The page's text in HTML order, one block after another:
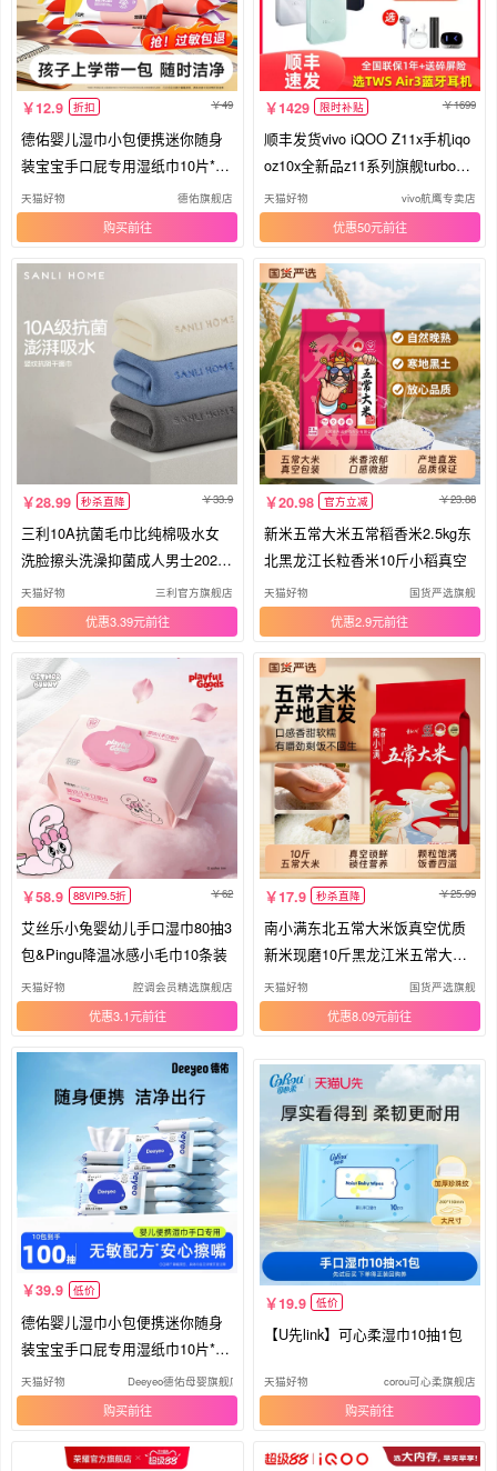
12.9 折扣 49
德佑婴儿湿巾小包便携迷你随身
装宝宝手口屁专用湿纸巾10片*10
包
天猫好物 德佑旗舰店
购买
1429 限时补贴 1699
顺丰发货vivo iQOO Z11x手机iqo
oz10x全新品z11系列旗舰turbo官
方正品iqoo专卖店游戏学生老人
备用大内存
天猫好物 vivo航鹰专卖店
优惠50元
28.99 秒杀直降 33.9
三利10A抗菌毛巾比纯棉吸水女
洗脸擦头洗澡抑菌成人男士2025
面巾
天猫好物 三利官方旗舰店
优惠3.39元
20.98 官方立减 23.88
新米五常大米五常稻香米2.5kg东
北黑龙江长粒香米10斤小稻真空
天猫好物 国货严选旗舰
优惠2.9元
58.9 88VIP9.5折 62
艾丝乐小兔婴幼儿手口湿巾80抽3
包&Pingu降温冰感小毛巾10条装
天猫好物 腔调会员精选旗舰店
优惠3.1元
17.9 秒杀直降 25.99
南小满东北五常大米饭真空优质
新米现磨10斤黑龙江米五常大米
当季
天猫好物 国货严选旗舰
优惠8.09元
39.9 低价
德佑婴儿湿巾小包便携迷你随身
装宝宝手口屁专用湿纸巾10片*10
包
天猫好物 Deeyeo德佑母婴旗舰店
购买
19.9 低价
【U先link】可心柔湿巾10抽1包
天猫好物 corou可心柔旗舰店
购买